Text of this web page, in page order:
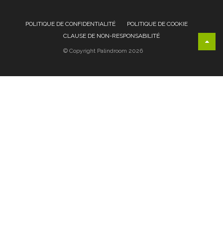
POLITIQUE DE CONFIDENTIALITÉ
POLITIQUE DE COOKIE
CLAUSE DE NON-RESPONSABILITÉ
© Copyright Palindroom 2026